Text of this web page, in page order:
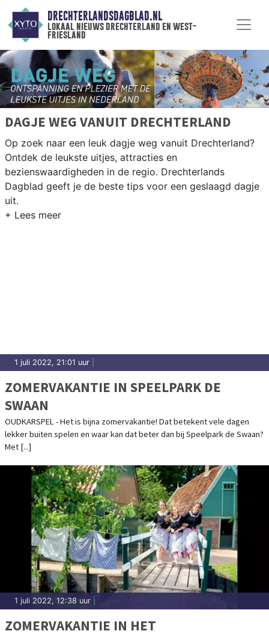
DRECHTERLANDSDAGBLAD.NL
lokaal nieuws drechterland en west-
friesland
DAGJE WEG VANUIT DRECHTERLAND
Op zoek naar een leuk dagje weg vanuit Drechterland?
Ontdek de leukste uitjes, attracties en
bezienswaardigheden in de regio. Drechterlands
Dagblad geeft je de beste tips voor een geslaagd dagje
uit.
1 juli 2022, 21:01 uur
ZOMERVAKANTIE IN SPEELPARK DE
SWAAN
OUDKARSPEL - Het is bijna zomervakantie! Dat betekent vele dagen
lekker buiten spelen en waar kan dat beter dan bij Speelpark de Swaan?
Met [...]
1 juli 2022, 12:38 uur
ZOMERVAKANTIE IN HET